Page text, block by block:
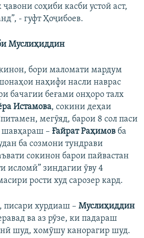
соҳиби касби устоӣ аст,
- гуфт Ҳоҷибоев.
Муслиҳиддин
бори маломати мардум
наҳифи насли наврас
бачагии беғами онҳоро талх
Истамова, сокини деҳаи
мегӯяд, барои 8 сол паси
шавҳараш – Ғайрат Раҳимов ба
ба созмони тундрави
сокинон барои пайвастан
исломӣ” зиндагии ӯву 4
рости худ сарозер кард.
писари хурдиаш – Муслиҳиддин
ва аз рӯзе, ки падараш
шуд, хомӯшу канорагир шуд.